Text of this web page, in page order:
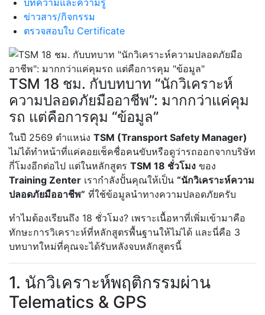
ข่าวสาร/กิจกรรม
ตรวจสอบใบ Certificate
TSM 18 ชม. กับบทบาท “นักวิเคราะห์
ความปลอดภัยมืออาชีพ”: มากกว่าแค่คุม
รถ แต่คือการคุม “ข้อมูล”
ในปี 2569 ตำแหน่ง TSM (Transport Safety Manager)
ไม่ได้ทำหน้าที่แค่คอยเช็คชื่อคนขับหรือดูว่ารถออกจากบริษัท
กี่โมงอีกต่อไป แต่ในหลักสูตร TSM 18 ชั่วโมง ของ
Training Zenter เรากำลังปั้นคุณให้เป็น “นักวิเคราะห์ความ
ปลอดภัยมืออาชีพ” ที่ใช้ข้อมูลนำทางความปลอดภัยครับ
ทำไมต้องเรียนถึง 18 ชั่วโมง? เพราะเนื้อหาที่เพิ่มเข้ามาคือ
ทักษะการวิเคราะห์ที่หลักสูตรพื้นฐานให้ไม่ได้ และนี่คือ 3
บทบาทใหม่ที่คุณจะได้รับหลังจบหลักสูตรนี้
1. นักวิเคราะห์พฤติกรรมผ่าน
Telematics & GPS